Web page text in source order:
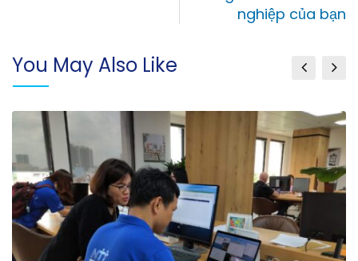
nghiệp của bạn
You May Also Like